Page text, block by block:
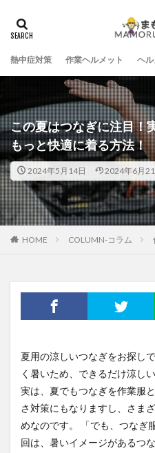
熱中症対策 作業ヘルメット ヘ
この夏はつなぎに注目！
もっと快適に着る方法！
2024年5月14日 2024年6月
HOME COLUMN-コラム
夏用の涼しいつなぎをお探し
く暑いため、できるだけ涼し
実は、夏でもつなぎを作業服
さ対策にもなりますし、さま
めなのです。 「でも、つなぎ
回は、暑いイメージがあるつ